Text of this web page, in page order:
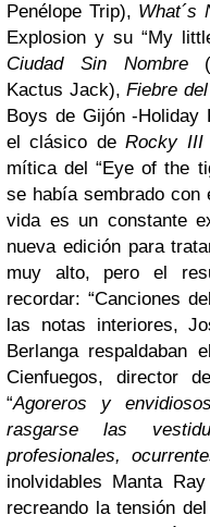
Penélope Trip), What´s
Explosion y su “My
Ciudad Sin Nombre
Kactus Jack),Fiebre
Boys de Gijón -Holiday
el clásico deRocky
mítica del “Eye of the
se había sembrado con
vida es un constante
nueva edición para
muy alto, pero el
recordar: “Canciones
las notas interiores,
Berlanga respaldaban
Cienfuegos, director
“Agoreros y
rasgarse las
profesionales,
inolvidables Manta
recreando la tensión